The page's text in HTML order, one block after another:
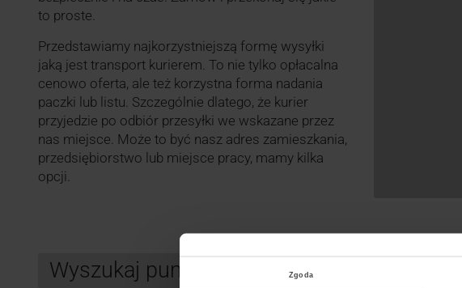
Zgoda
to proste.
Przedstawiamy najkorzystniejszą formę wysyłki
jaką jest transport kurierem. To nie tylko opłacalna
cenowo oferta, ale też korzystna forma nadania
paczki lub listu. Szczególnie dlatego, że kurier
przyjedzie po odbiór przesyłki we wskazane przez
nas miejsce. Może to być nasz adres zamieszkania,
przedsiębiorstwo lub miejsce pracy, mamy kilka
opcji.
Wyszukaj punkt kurierski GLS